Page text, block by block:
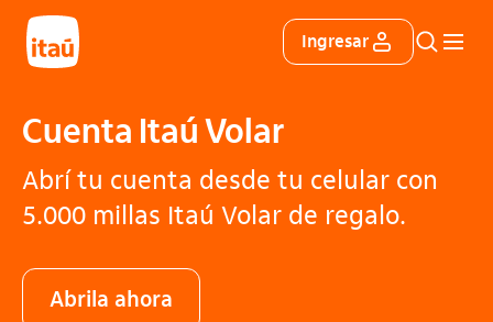
Itáu Ingresar
Buscar
Cuenta Itaú Volar
Abrí tu cuenta desde tu celular con
5.000 millas Itaú Volar de regalo.
Abrila ahora